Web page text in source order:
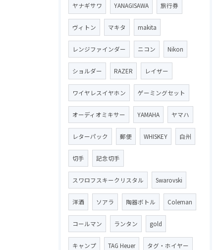
ヤナギサワ YANAGISAWA 旅行券
ヴィトン マキタ makita
レンジファインダー ニコン Nikon
ショルダー RAZER レイザー
ワイヤレスイヤホン ゲーミングセット
オーディオミキサー YAMAHA ヤマハ
レターパック 郵便 WHISKEY 白州
切手 記念切手
スワロフスキークリスタル Swarovski
洋酒 ソアラ 陶器ボトル Coleman
コールマン ランタン gold
キャンプ TAG Heuer タグ・ホイヤー